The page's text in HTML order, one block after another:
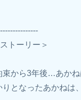
トーリー＞
束から3年後…あかね
となったあかねは